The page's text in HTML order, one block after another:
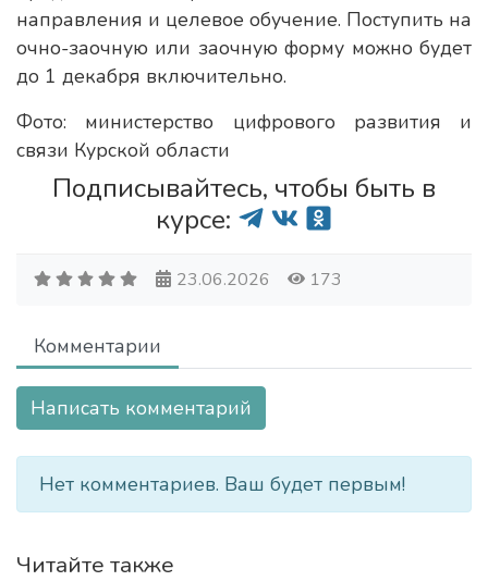
направления и целевое обучение. Поступить на
очно-заочную или заочную форму можно будет
до 1 декабря включительно.
Фото: министерство цифрового развития и
связи Курской области
Подписывайтесь, чтобы быть в
курсе:
23.06.2026 173
Комментарии
Написать комментарий
Нет комментариев. Ваш будет первым!
Читайте также